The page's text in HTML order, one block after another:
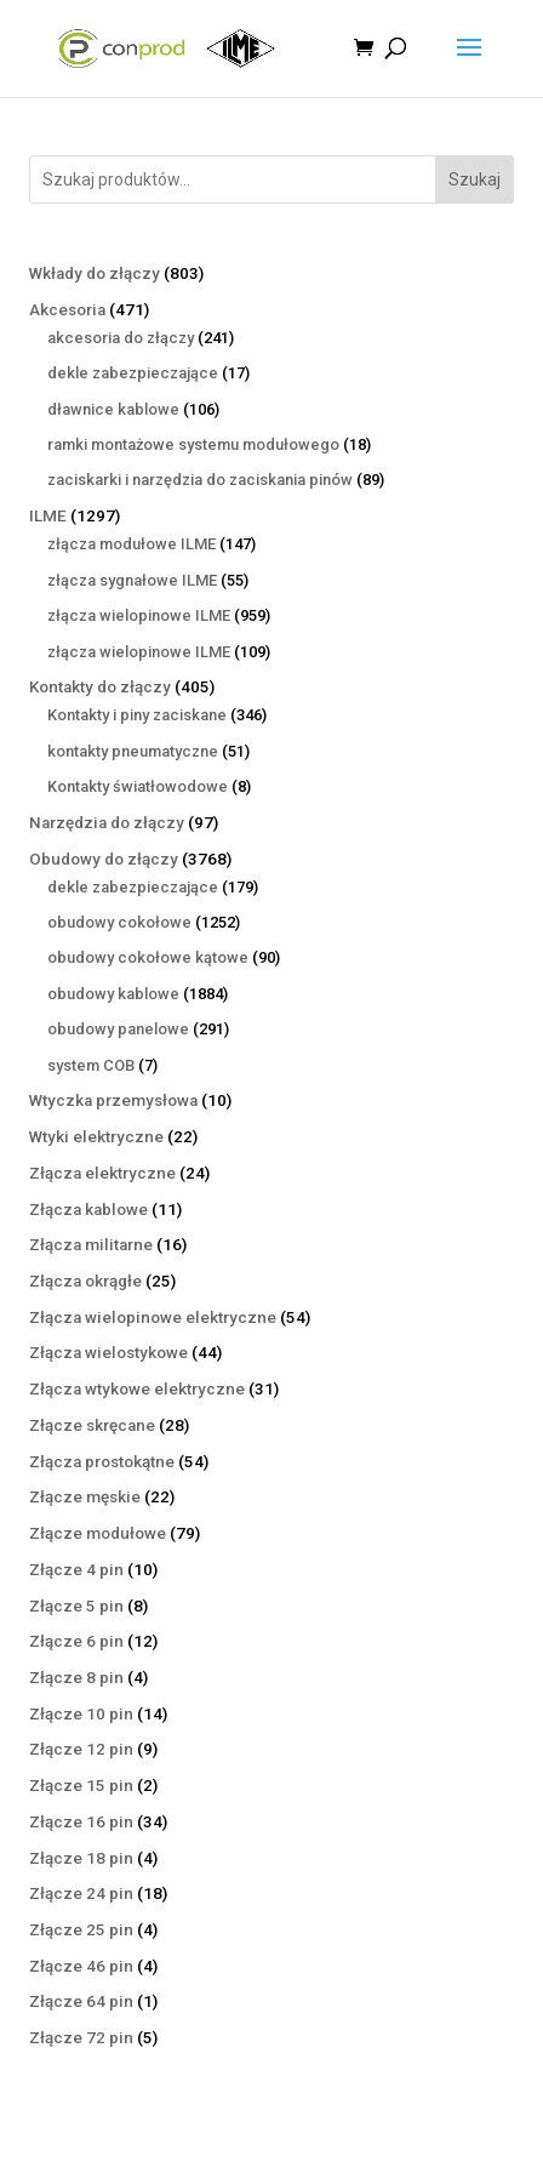
Szukaj
Wkłady do złączy 803803
Akcesoria 471471
produktów
akcesoria do złączy 241241
produktów
dekle zabezpieczające 1717
dławnice kablowe 106106
produktów
ramki montażowe systemu modułowego 1818
produktów
zaciskarki i narzędzia do zaciskania pinów 8989
ILME 12971297
produktów
złącza modułowe ILME 147147
złącza sygnałowe ILME 5555
produktów
złącza wielopinowe ILME 959959
produktów
złącza wielopinowe ILME 109109
Kontakty do złączy 405405
produktów
Kontakty i piny zaciskane 346346
kontakty pneumatyczne 5151
produktów
Kontakty światłowodowe 88
Narzędzia do złączy 9797
produktów
Obudowy do złączy 37683768
produktów
dekle zabezpieczające 179179
obudowy cokołowe 12521252
produkty
obudowy cokołowe kątowe 9090
obudowy kablowe 18841884
produkty
obudowy panelowe 291291
system COB 77
produktów
Wtyczka przemysłowa 1010
Wtyki elektryczne 2222
produkty
Złącza elektryczne 2424
Złącza kablowe 1111
produktów
Złącza militarne 1616
Złącza okrągłe 2525
produktów
Złącza wielopinowe elektryczne 5454
Złącza wielostykowe 4444
produkty
Złącza wtykowe elektryczne 3131
Złącze skręcane 2828
produktów
Złącza prostokątne 5454
Złącze męskie 2222
produkty
Złącze modułowe 7979
Złącze 4 pin 1010
Złącze 5 pin 88
produktów
Złącze 6 pin 1212
Złącze 8 pin 44
produkty
Złącze 10 pin 1414
Złącze 12 pin 99
produktów
Złącze 15 pin 22
produkty
Złącze 16 pin 3434
Złącze 18 pin 44
produkty
Złącze 24 pin 1818
Złącze 25 pin 44
produkty
Złącze 46 pin 44
produkty
Złącze 64 pin 11
produkt
Złącze 72 pin 55